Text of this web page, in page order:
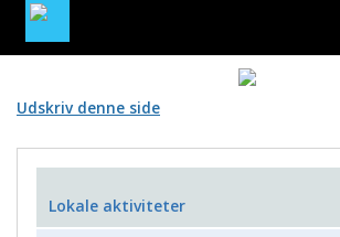
MEDLEMSLOGIN
BLIV MEDLEM
Udskriv denne side
Lokale aktiviteter